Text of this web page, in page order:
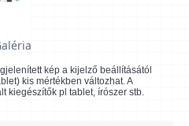
kép a kijelző beállításától
kis mértékben változhat. A
kiegészítők pl tablet, írószer stb.